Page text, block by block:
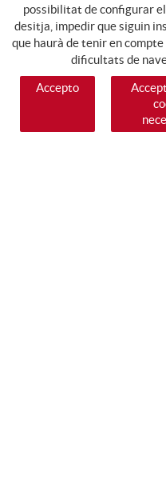
possibilitat de configurar
desitja, impedir que siguin
que haurà de tenir en
dificultats de
Accepto